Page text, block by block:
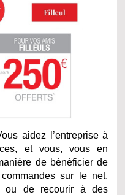
aidez l’entreprise à
et vous, vous en
de bénéficier de
sur le net,
ou de recourir à des